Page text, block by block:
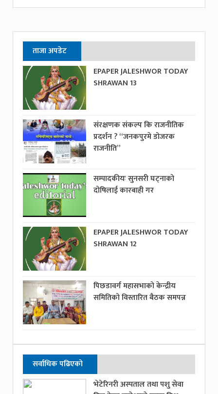
ताजा अपडेट
EPAPER JALESHWOR TODAY
SHRAWAN 13
संरक्षणक संकल्प कि राजनीतिक
प्रदर्शन ? “जनकपुरमे डोजरक
राजनीति”
सम्पादकीयः सुनसरी घट्नाको
दोषिलाई कारबाही गर
EPAPER JALESHWOR TODAY
SHRAWAN 12
पिछडावर्ग महासभाको केन्द्रीय
समितिको विस्तारित बैठक समपन्न
सर्वाधिक पढिएको
भेटेरिनरी अस्पताल तथा पशु सेवा